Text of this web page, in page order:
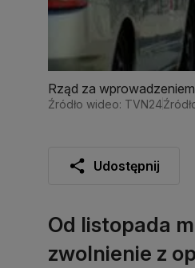
Rząd za
Źródło wideo: TVN24
Udostępnij
Od listopada
zwolnienie z